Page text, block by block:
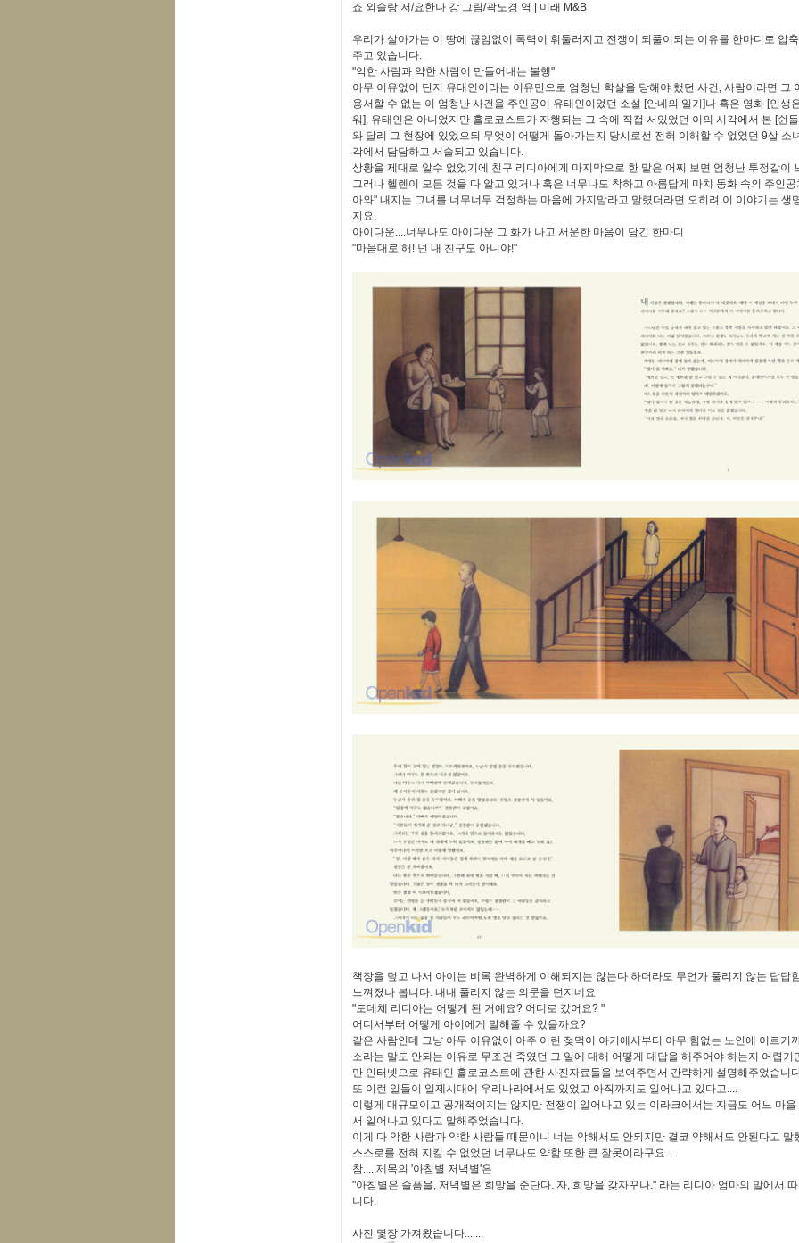
죠 외슬랑 저/요한나 강 그림/곽노경 역 | 미래 M&B
우리가 살아가는 이 땅에 끊임없이 폭력이 휘둘러지고 전쟁이 되풀이되는 이유를 한마디로 압
주고 있습니다.
"악한 사람과 약한 사람이 만들어내는 불행"
아무 이유없이 단지 유태인이라는 이유만으로 엄청난 학살을 당해야 했던 사건, 사람이라면 그
용서할 수 없는 이 엄청난 사건을 주인공이 유태인이었던 소설 [안네의 일기]나 혹은 영화 [인생
워], 유태인은 아니었지만 홀로코스트가 자행되는 그 속에 직접 서있었던 이의 시각에서 본 [쉰
와 달리 그 현장에 있었으되 무엇이 어떻게 돌아가는지 당시로선 전혀 이해할 수 없었던 9살 소
각에서 담담하고 서술되고 있습니다.
상황을 제대로 알수 없었기에 친구 리디아에게 마지막으로 한 말은 어찌 보면 엄청난 투정같이
그러나 헬렌이 모든 것을 다 알고 있거나 혹은 너무나도 착하고 아름답게 마치 동화 속의 주인공
아와" 내지는 그녀를 너무너무 걱정하는 마음에 가지말라고 말렸더라면 오히려 이 이야기는 생
지요.
아이다운....너무나도 아이다운 그 화가 나고 서운한 마음이 담긴 한마디
"마음대로 해! 넌 내 친구도 아니야!"
책장을 덮고 나서 아이는 비록 완벽하게 이해되지는 않는다 하더라도 무언가 풀리지 않는 답답
느껴졌나 봅니다. 내내 풀리지 않는 의문을 던지네요
"도데체 리디아는 어떻게 된 거예요? 어디로 갔어요? "
어디서부터 어떻게 아이에게 말해줄 수 있을까요?
같은 사람인데 그냥 아무 이유없이 아주 어린 젖먹이 아기에서부터 아무 힘없는 노인에 이르기
소라는 말도 안되는 이유로 무조건 죽였던 그 일에 대해 어떻게 대답을 해주어야 하는지 어렵기
만 인터넷으로 유태인 홀로코스트에 관한 사진자료들을 보여주면서 간략하게 설명해주었습니
또 이런 일들이 일제시대에 우리나라에서도 있었고 아직까지도 일어나고 있다고....
이렇게 대규모이고 공개적이지는 않지만 전쟁이 일어나고 있는 이라크에서는 지금도 어느 마을
서 일어나고 있다고 말해주었습니다.
이게 다 악한 사람과 약한 사람들 때문이니 너는 악해서도 안되지만 결코 약해서도 안된다고 말
스스로를 전혀 지킬 수 없었던 너무나도 약함 또한 큰 잘못이라구요....
참.....제목의 '아침별 저녁별'은
"아침별은 슬픔을, 저녁별은 희망을 준단다. 자, 희망을 갖자꾸나." 라는 리디아 엄마의 말에서
니다.
사진 몇장 가져왔습니다.......